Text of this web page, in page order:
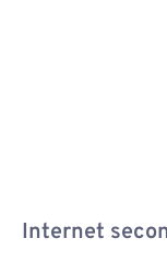
Short figcaption
Internet